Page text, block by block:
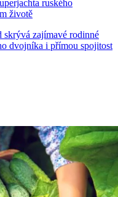
ruského
životě
skrývá zajímavé rodinné
dvojníka i přímou spojitost